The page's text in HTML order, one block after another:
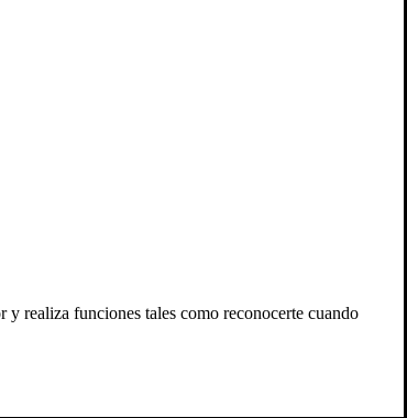
realiza funciones tales como reconocerte cuando